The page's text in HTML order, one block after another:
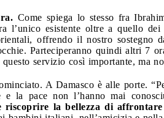
Come spiega lo stesso fra
l’unico esistente oltre a quello
offrendo il nostro sostegno
Parteciperanno quindi altri 7
servizio così importante, ma
A Damasco è alle porte.
pace non l’hanno mai
la bellezza di